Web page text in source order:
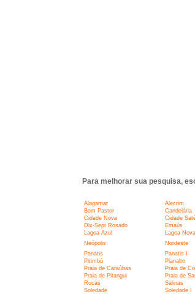
Para melhorar sua pesquisa,
Alagamar Alecrim
Bom Pastor
Candelária
Cidade Nova
Cidade
Dix-Sept Rosado
Emaús
Lagoa Azul
Lagoa Nova
Neópolis
Nordeste
Panatis
Panatis I
Pitimbú
Planalto
Praia de Caraúbas
Praia de
Praia de Pitangui
Praia de
Rocas
Salinas
Soledade
Soledade I